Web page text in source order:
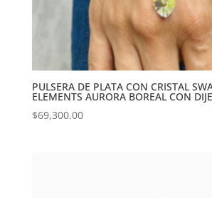
PULSERA DE PLATA CON CRISTAL
ELEMENTS AURORA BOREAL CON
$69,300.00